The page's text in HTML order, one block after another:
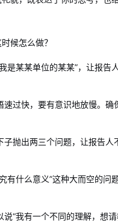
候怎么做？
是某某单位的某某”，让报
速过快，要有意识地放慢。
子抛出两三个问题，让报告
有什么意义”这种大而空的问
说“我有一个不同的理解，想